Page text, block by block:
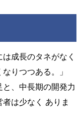
成長のタネがなく
りつつある。」
、中長期の開発力
は少なく ありま